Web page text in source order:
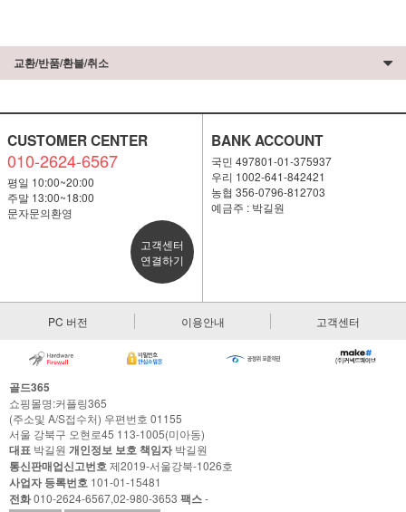
교환/반품/환불/취소
CUSTOMER CENTER
010-2624-6567
평일 10:00~20:00
주말 13:00~18:00
문자문의환영
고객센터
연결하기
BANK ACCOUNT
국민 497801-01-375937
우리 1002-641-842421
농협 356-0796-812703
예금주 : 박길원
PC 버전 이용안내 고객센터
골드365
쇼핑몰명:커플링365
(주소및 A/S접수처) 우편번호 01155
서울 강북구 오현로45 113-1005(미아동)
대표 박길원 개인정보 보호 책임자박길원
통신판매업신고번호제2019-서울강북-1026호
사업자 등록번호 101-01-15481
전화010-2624-6567,02-980-3653 팩스-